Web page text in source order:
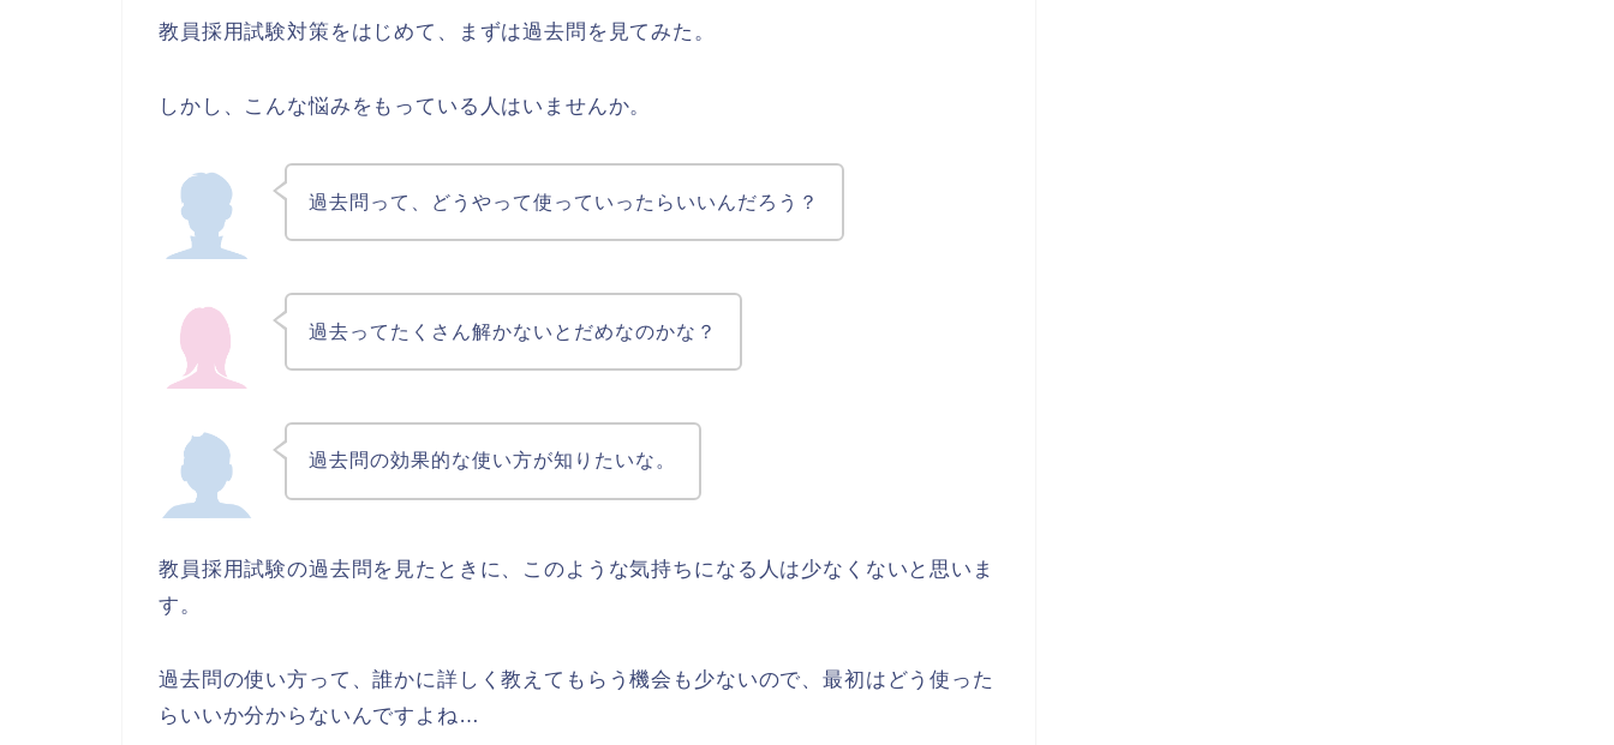
教員採用試験対策をはじめて、まずは過去問を見てみた。
しかし、こんな悩みをもっている人はいませんか。
過去問って、どうやって使っていったらいいんだろう？
過去ってたくさん解かないとだめなのかな？
過去問の効果的な使い方が知りたいな。
教員採用試験の過去問を見たときに、このような気持ちになる人は少なくないと思いま
す。
過去問の使い方って、誰かに詳しく教えてもらう機会も少ないので、最初はどう使った
らいいか分からないんですよね…